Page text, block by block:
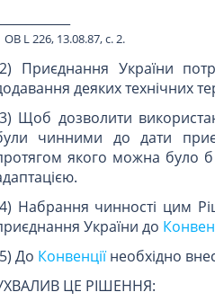
ОВ L 226, 13.08.87, с. 2.
Приєднання України
деяких технічних
Щоб дозволити
чинними до дати
якого можна було
Набрання чинності цим
України до
До Конвенціїнеобхідно
ЦЕ РІШЕННЯ: